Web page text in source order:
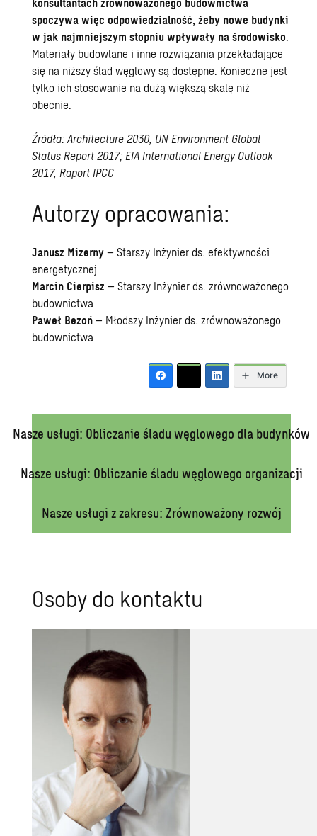
spoczywa więc odpowiedzialność, żeby nowe budynki
w jak najmniejszym stopniu wpływały na środowisko.
Materiały budowlane i inne rozwiązania przekładające
się na niższy ślad węglowy są dostępne. Konieczne jest
tylko ich stosowanie na dużą większą skalę niż
obecnie.
Źródła: Architecture 2030, UN Environment Global
Status Report 2017; EIA International Energy Outlook
2017, Raport IPCC
Autorzy opracowania:
Janusz Mizerny – Starszy Inżynier ds. efektywności
energetycznej
Marcin Cierpisz – Starszy Inżynier ds. zrównoważonego
budownictwa
Paweł Bezoń – Młodszy Inżynier ds. zrównoważonego
budownictwa
More
Nasze usługi: Obliczanie śladu węglowego dla budynków
Nasze usługi: Obliczanie śladu węglowego organizacji
Nasze usługi z zakresu: Zrównoważony rozwój
Osoby do kontaktu